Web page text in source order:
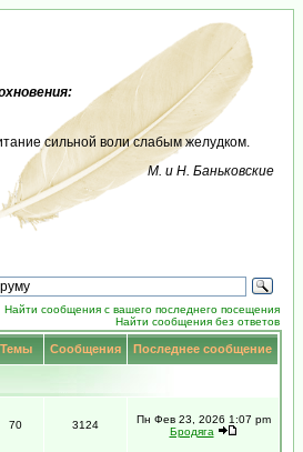
сильной воли слабым желудком.
М. и Н. Баньковские
Найти сообщения с вашего последнего посещения
Найти сообщения без ответов
Темы Сообщения Последнее сообщение
70 3124
Пн Фев 23, 2026 1:07 pm
Бродяга